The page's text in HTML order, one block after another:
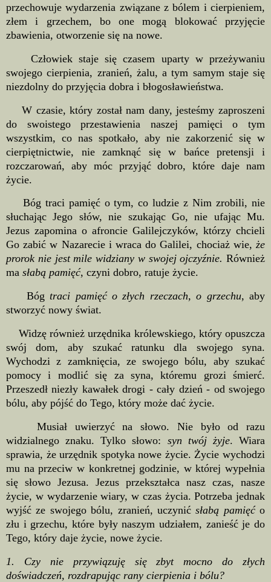
przechowuje wydarzenia związane z bólem i cierpieniem,
złem i grzechem, bo one mogą blokować przyjęcie
zbawienia, otworzenie się na nowe.
Człowiek staje się czasem uparty w przeżywaniu
swojego cierpienia, zranień, żalu, a tym samym staje się
niezdolny do przyjęcia dobra i błogosławieństwa.
W czasie, który został nam dany, jesteśmy zaproszeni
do swoistego przestawienia naszej pamięci o tym
wszystkim, co nas spotkało, aby nie zakorzenić się w
cierpiętnictwie, nie zamknąć się w bańce pretensji i
rozczarowań, aby móc przyjąć dobro, które daje nam
życie.
Bóg traci pamięć o tym, co ludzie z Nim zrobili, nie
słuchając Jego słów, nie szukając Go, nie ufając Mu.
Jezus zapomina o afroncie Galilejczyków, którzy chcieli
Go zabić w Nazarecie i wraca do Galilei, chociaż wie, że
prorok nie jest mile widziany w swojej ojczyźnie. Również
ma słabą pamięć, czyni dobro, ratuje życie.
Bóg traci pamięć o złych rzeczach, o grzechu, aby
stworzyć nowy świat.
Widzę również urzędnika królewskiego, który opuszcza
swój dom, aby szukać ratunku dla swojego syna.
Wychodzi z zamknięcia, ze swojego bólu, aby szukać
pomocy i modlić się za syna, któremu grozi śmierć.
Przeszedł niezły kawałek drogi - cały dzień - od swojego
bólu, aby pójść do Tego, który może dać życie.
Musiał uwierzyć na słowo. Nie było od razu
widzialnego znaku. Tylko słowo: syn twój żyje. Wiara
sprawia, że urzędnik spotyka nowe życie. Życie wychodzi
mu na przeciw w konkretnej godzinie, w której wypełnia
się słowo Jezusa. Jezus przekształca nasz czas, nasze
życie, w wydarzenie wiary, w czas życia. Potrzeba jednak
wyjść ze swojego bólu, zranień, uczynićsłabą pamięćo
złu i grzechu, które były naszym udziałem, zanieść je do
Tego, który daje życie, nowe życie.
1. Czy nie przywiązuję się zbyt mocno do złych
doświadczeń, rozdrapując rany cierpienia i bólu?